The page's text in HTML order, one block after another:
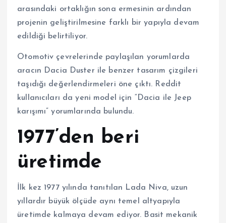
arasındaki ortaklığın sona ermesinin ardından
projenin geliştirilmesine farklı bir yapıyla devam
edildiği belirtiliyor.
Otomotiv çevrelerinde paylaşılan yorumlarda
aracın Dacia Duster ile benzer tasarım çizgileri
taşıdığı değerlendirmeleri öne çıktı. Reddit
kullanıcıları da yeni model için “Dacia ile Jeep
karışımı” yorumlarında bulundu.
1977’den beri
üretimde
İlk kez 1977 yılında tanıtılan Lada Niva, uzun
yıllardır büyük ölçüde aynı temel altyapıyla
üretimde kalmaya devam ediyor. Basit mekanik